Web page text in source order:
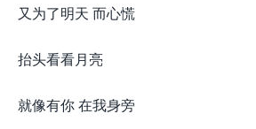
又为了明天 而心慌
抬头看看月亮
就像有你 在我身旁